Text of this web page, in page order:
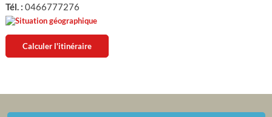
Tél. : 0466777276
Calculer l'itinéraire